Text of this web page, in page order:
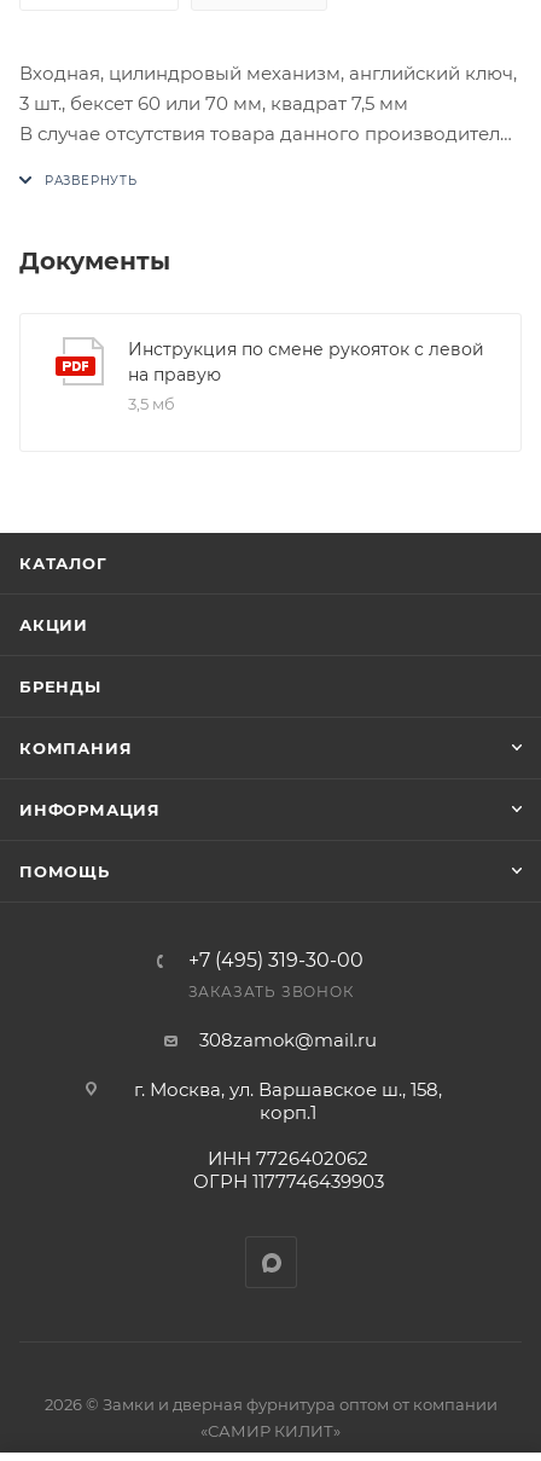
Входная, цилиндровый механизм, английский ключ,
3 шт., бексет 60 или 70 мм, квадрат 7,5 мм
В случае отсутствия товара данного производителя
Цены на сайте не являются оптовыми и
заказ был получен.
Конечная цена будет отображена в высланном
Документы
Инструкция по смене рукояток с левой
на правую
3,5 мб
КАТАЛОГ
АКЦИИ
БРЕНДЫ
КОМПАНИЯ
ИНФОРМАЦИЯ
ПОМОЩЬ
+7 (495) 319-30-00
ЗАКАЗАТЬ ЗВОНОК
308zamok@mail.ru
г. Москва, ул. Варшавское ш., 158,
корп.1
ИНН 7726402062
ОГРН 1177746439903
2026 © Замки и дверная фурнитура оптом от компании
«САМИР КИЛИТ»